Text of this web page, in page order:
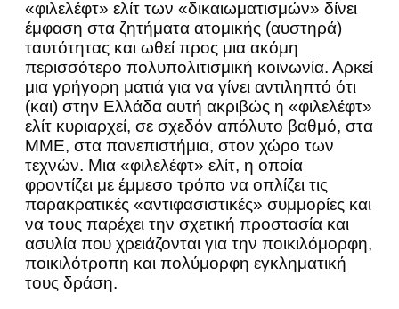
«φιλελέφτ» ελίτ των «δικαιωματισμών» δίνει
έμφαση στα ζητήματα ατομικής (αυστηρά)
ταυτότητας και ωθεί προς μια ακόμη
περισσότερο πολυπολιτισμική κοινωνία. Αρκεί
μια γρήγορη ματιά για να γίνει αντιληπτό ότι
(και) στην Ελλάδα αυτή ακριβώς η «φιλελέφτ»
ελίτ κυριαρχεί, σε σχεδόν απόλυτο βαθμό, στα
ΜΜΕ, στα πανεπιστήμια, στον χώρο των
τεχνών. Μια «φιλελέφτ» ελίτ, η οποία
φροντίζει με έμμεσο τρόπο να οπλίζει τις
παρακρατικές «αντιφασιστικές» συμμορίες και
να τους παρέχει την σχετική προστασία και
ασυλία που χρειάζονται για την ποικιλόμορφη,
ποικιλότροπη και πολύμορφη εγκληματική
τους δράση.